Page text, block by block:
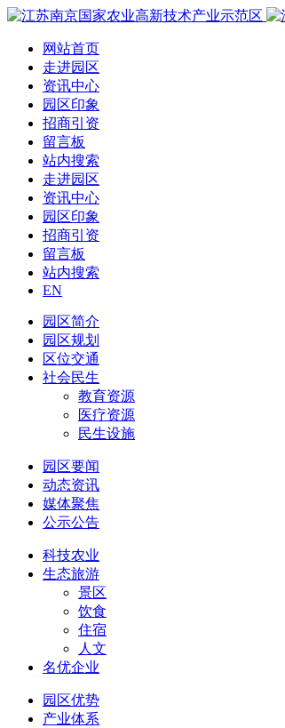
网站首页
走进园区
资讯中心
园区印象
招商引资
留言板
站内搜索
走进园区
资讯中心
园区印象
招商引资
留言板
站内搜索
EN
园区简介
园区规划
区位交通
社会民生
教育资源
医疗资源
民生设施
园区要闻
动态资讯
媒体聚焦
公示公告
科技农业
生态旅游
景区
饮食
住宿
人文
名优企业
园区优势
产业体系